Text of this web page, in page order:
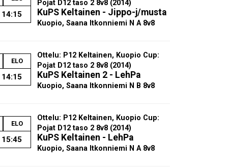
14:15
Pojat D12 taso 2 8v8 (2014)
KuPS Keltainen - Jippo-j/musta
Kuopio, Saana Itkonniemi N A 8v8
ELO
14:15
Ottelu: P12 Keltainen, Kuopio Cup:
Pojat D12 taso 2 8v8 (2014)
KuPS Keltainen 2 - LehPa
Kuopio, Saana Itkonniemi N B 8v8
ELO
15:45
Ottelu: P12 Keltainen, Kuopio Cup:
Pojat D12 taso 2 8v8 (2014)
KuPS Keltainen - LehPa
Kuopio, Saana Itkonniemi N A 8v8